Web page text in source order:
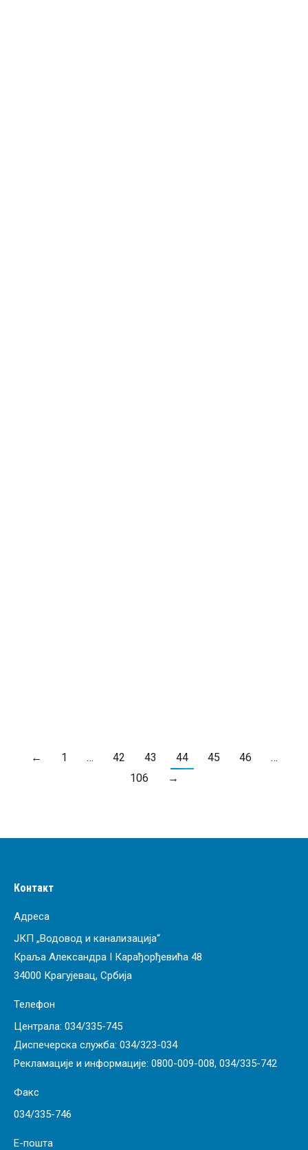
← 1 … 42 43 44 45 46
…
106
→
Контакт
Адреса
ЈКП „Водовод и канализација“
Краља Александра I Карађорђевића 48
34000 Крагујевац, Србија
Телефон
Централа: 034/335-745
Диспечерска служба: 034/323-034
Рекламације и информације: 0800-009-008, 034/335-742
Факс
034/335-746
Е-пошта